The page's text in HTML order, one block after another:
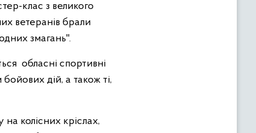
клас з великого
ветеранів брали
змагань".
обласні спортивні
дій, а також ті,
колісних кріслах,